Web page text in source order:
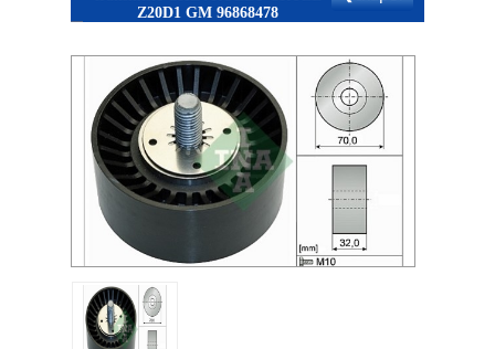
Z20D1 GM 96868478